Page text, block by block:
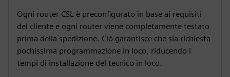
Ogni router CSL è preconfigurato in base ai requisiti
del cliente e ogni router viene completamente testato
prima della spedizione. Ciò garantisce che sia richiesta
pochissima programmazione in loco, riducendo i
tempi di installazione del tecnico in loco.